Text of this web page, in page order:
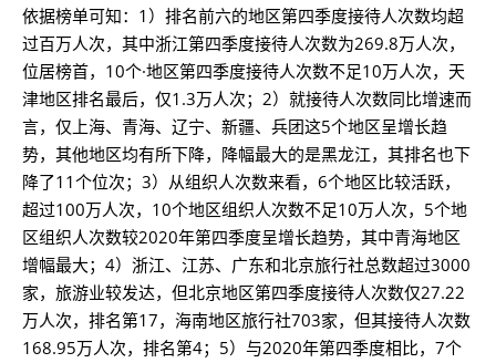
依据榜单可知：1）排名前六的地区第四季度接待人次数均超
过百万人次，其中浙江第四季度接待人次数为269.8万人次，
位居榜首，10个·地区第四季度接待人次数不足10万人次，天
津地区排名最后，仅1.3万人次；2）就接待人次数同比增速而
言，仅上海、青海、辽宁、新疆、兵团这5个地区呈增长趋
势，其他地区均有所下降，降幅最大的是黑龙江，其排名也下
降了11个位次；3）从组织人次数来看，6个地区比较活跃，
超过100万人次，10个地区组织人次数不足10万人次，5个地
区组织人次数较2020年第四季度呈增长趋势，其中青海地区
增幅最大；4）浙江、江苏、广东和北京旅行社总数超过3000
家，旅游业较发达，但北京地区第四季度接待人次数仅27.22
万人次，排名第17，海南地区旅行社703家，但其接待人次数
168.95万人次，排名第4；5）与2020年第四季度相比，7个